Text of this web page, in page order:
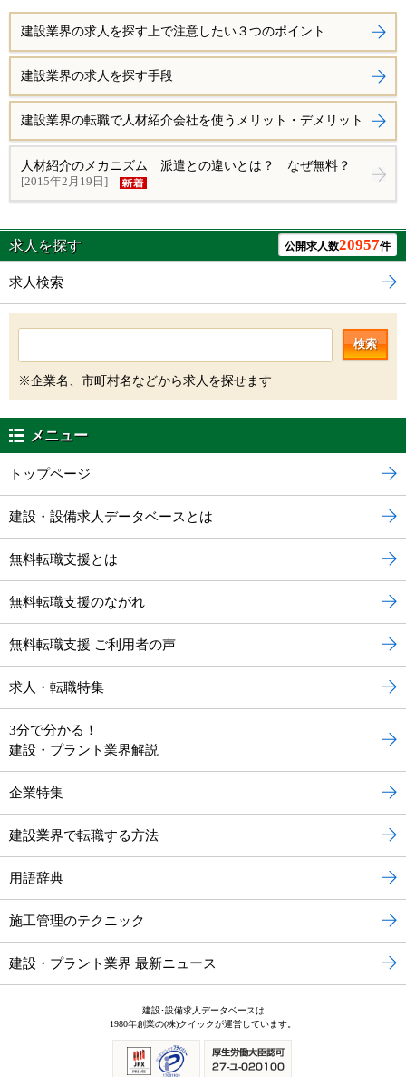
建設業界の求人を探す上で注意したい３つのポイント
建設業界の求人を探す手段
建設業界の転職で人材紹介会社を使うメリット・デメリット
人材紹介のメカニズム 派遣との違いとは？ なぜ無料？
[2015年2月19日]
求人を探す 公開求人数20957件
求人検索
検索
※企業名、市町村名などから求人を探せます
メニュー
トップページ
建設・設備求人データベースとは
無料転職支援とは
無料転職支援のながれ
無料転職支援 ご利用者の声
求人・転職特集
3分で分かる！
建設・プラント業界解説
企業特集
建設業界で転職する方法
用語辞典
施工管理のテクニック
建設・プラント業界 最新ニュース
建設･設備求人データベースは
1980年創業の(株)クイックが運営しています。